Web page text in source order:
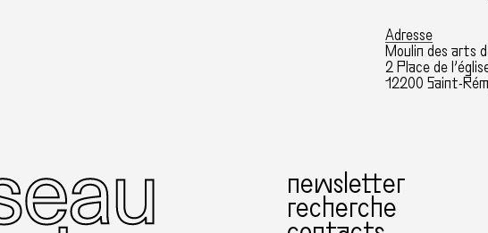
Adresse
Moulin des arts
2 Place de
12200 Saint-
newsletter
recherche